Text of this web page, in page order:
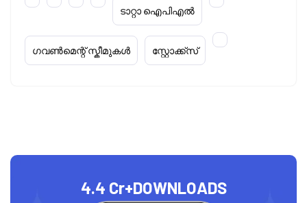
ടാറ്റാ ഐപിഎൽ
ഗവൺമെന്റ് സ്കീമുകൾ സ്റ്റോക്ക്‌സ്
4.4 Cr+DOWNLOADS